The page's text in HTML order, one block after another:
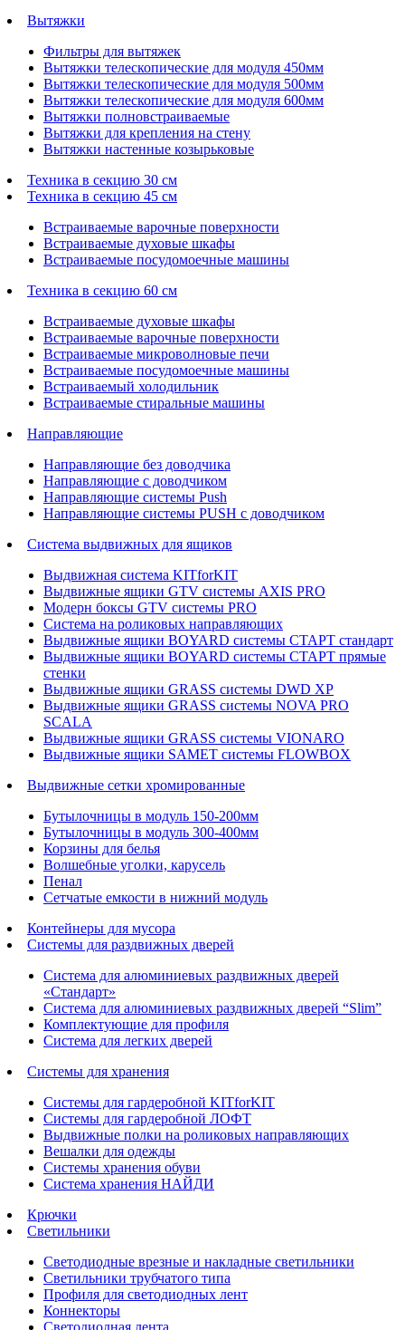
Вытяжки
Фильтры для вытяжек
Вытяжки телескопические для модуля 450мм
Вытяжки телескопические для модуля 500мм
Вытяжки телескопические для модуля 600мм
Вытяжки полновстраиваемые
Вытяжки для крепления на стену
Вытяжки настенные козырьковые
Техника в секцию 30 см
Техника в секцию 45 см
Встраиваемые варочные поверхности
Встраиваемые духовые шкафы
Встраиваемые посудомоечные машины
Техника в секцию 60 см
Встраиваемые духовые шкафы
Встраиваемые варочные поверхности
Встраиваемые микроволновые печи
Встраиваемые посудомоечные машины
Встраиваемый холодильник
Встраиваемые стиральные машины
Направляющие
Направляющие без доводчика
Направляющие с доводчиком
Направляющие системы Push
Направляющие системы PUSH с доводчиком
Система выдвижных для ящиков
Выдвижная система KITforKIT
Выдвижные ящики GTV системы AXIS PRO
Модерн боксы GTV системы PRO
Система на роликовых направляющих
Выдвижные ящики BOYARD системы СТАРТ стандарт
Выдвижные ящики BOYARD системы СТАРТ прямые
стенки
Выдвижные ящики GRASS системы DWD XP
Выдвижные ящики GRASS системы NOVA PRO
SCALA
Выдвижные ящики GRASS системы VIONARO
Выдвижные ящики SAMET системы FLOWBOX
Выдвижные сетки хромированные
Бутылочницы в модуль 150-200мм
Бутылочницы в модуль 300-400мм
Корзины для белья
Волшебные уголки, карусель
Пенал
Cетчатые емкости в нижний модуль
Контейнеры для мусора
Системы для раздвижных дверей
Система для алюминиевых раздвижных дверей
«Стандарт»
Система для алюминиевых раздвижных дверей “Slim”
Комплектующие для профиля
Система для легких дверей
Системы для хранения
Системы для гардеробной KITforKIT
Системы для гардеробной ЛОФТ
Выдвижные полки на роликовых направляющих
Вешалки для одежды
Системы хранения обуви
Система хранения НАЙДИ
Крючки
Светильники
Светодиодные врезные и накладные светильники
Светильники трубчатого типа
Профиля для светодиодных лент
Коннекторы
Светодиодная лента